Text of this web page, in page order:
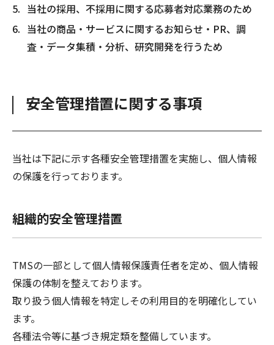
当社の採用、不採用に関する応募者対応業務のため
当社の商品・サービスに関するお知らせ・PR、調
査・データ集積・分析、研究開発を行うため
安全管理措置に関する事項
当社は下記に示す各種安全管理措置を実施し、個人情報
の保護を行っております。
組織的安全管理措置
TMSの一部として個人情報保護責任者を定め、個人情報
保護の体制を整えております。
取り扱う個人情報を特定しその利用目的を明確化してい
ます。
各種法令等に基づき規定類を整備しています。